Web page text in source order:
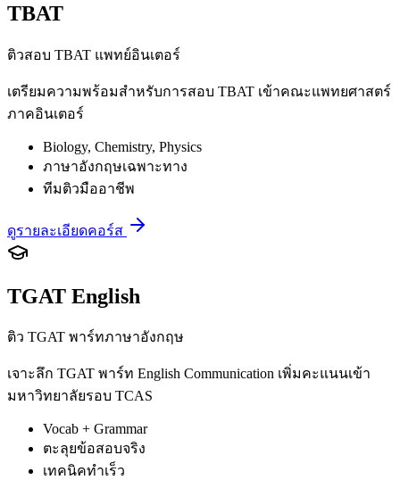
TBAT
ติวสอบ TBAT แพทย์อินเตอร์
เตรียมความพร้อมสำหรับการสอบ TBAT เข้าคณะแพทยศาสตร์
ภาคอินเตอร์
Biology, Chemistry, Physics
ภาษาอังกฤษเฉพาะทาง
ทีมติวมืออาชีพ
ดูรายละเอียดคอร์ส
TGAT English
ติว TGAT พาร์ทภาษาอังกฤษ
เจาะลึก TGAT พาร์ท English Communication เพิ่มคะแนนเข้า
มหาวิทยาลัยรอบ TCAS
Vocab + Grammar
ตะลุยข้อสอบจริง
เทคนิคทำเร็ว